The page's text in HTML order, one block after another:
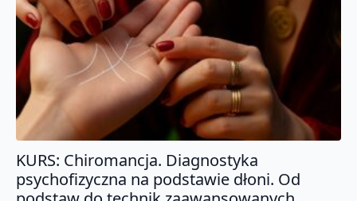
KURS: Chiromancja. Diagnostyka
psychofizyczna na podstawie dłoni. Od